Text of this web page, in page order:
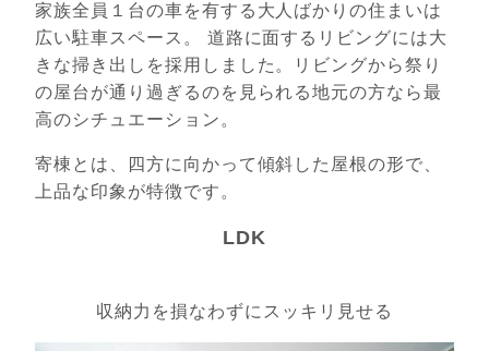
家族全員１台の車を有する大人ばかりの住まいは
広い駐車スペース。 道路に面するリビングには大
きな掃き出しを採用しました。リビングから祭り
の屋台が通り過ぎるのを見られる地元の方なら最
高のシチュエーション。
寄棟とは、四方に向かって傾斜した屋根の形で、
上品な印象が特徴です。
LDK
収納力を損なわずにスッキリ見せる